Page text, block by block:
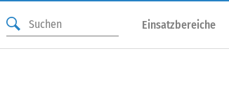
Einsatzbereiche